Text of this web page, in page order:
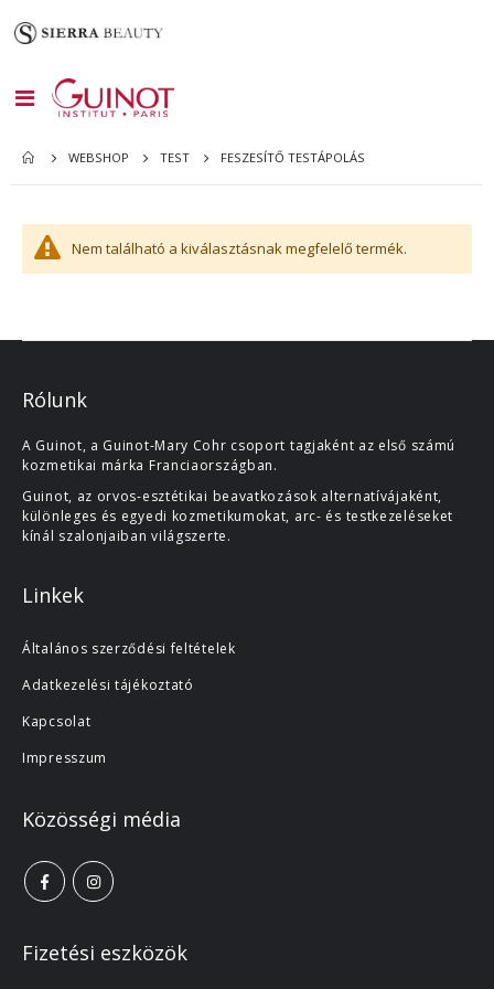
Toggle
Nav
WEBSHOP TEST FESZESÍTŐ TESTÁPOLÁS
Nem található a kiválasztásnak megfelelő termék.
Rólunk
A Guinot, a Guinot-Mary Cohr csoport tagjaként az első számú
kozmetikai márka Franciaországban.
Guinot, az orvos-esztétikai beavatkozások alternatívájaként,
különleges és egyedi kozmetikumokat, arc- és testkezeléseket
kínál szalonjaiban világszerte.
Linkek
Általános szerződési feltételek
Adatkezelési tájékoztató
Kapcsolat
Impresszum
Közösségi média
Fizetési eszközök